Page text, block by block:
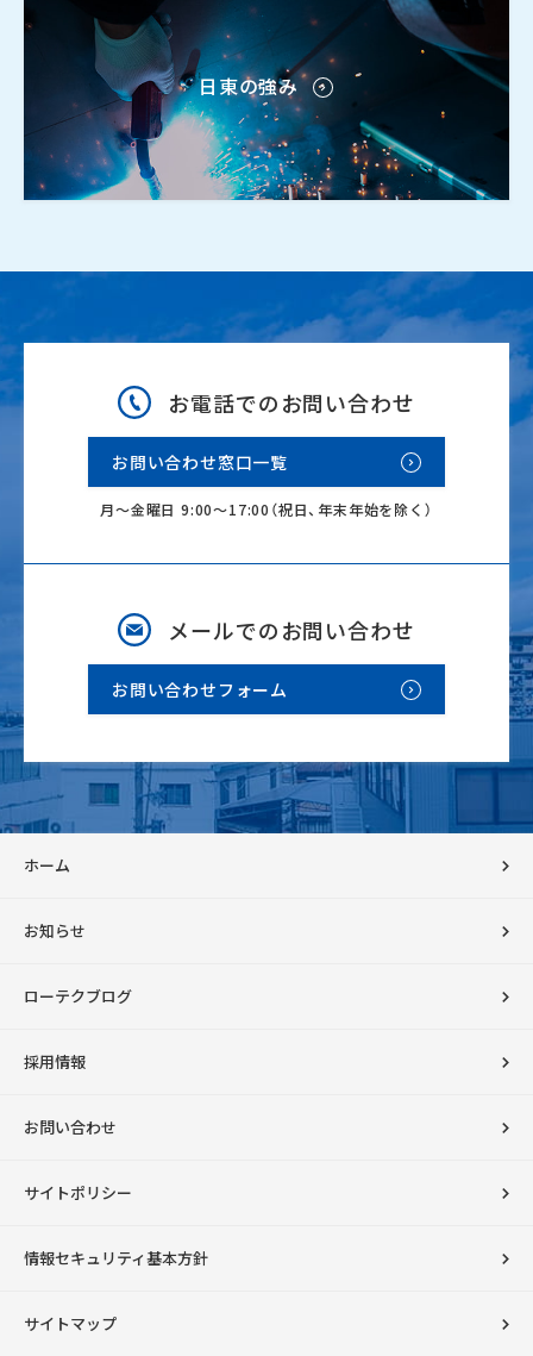
日東の強み
お電話でのお問い合わせ
お問い合わせ窓口一覧
月～金曜日 9:00～17:00（祝日、年末年始を除く）
メールでのお問い合わせ
お問い合わせフォーム
ホーム
お知らせ
ローテクブログ
採用情報
お問い合わせ
サイトポリシー
情報セキュリティ基本方針
サイトマップ